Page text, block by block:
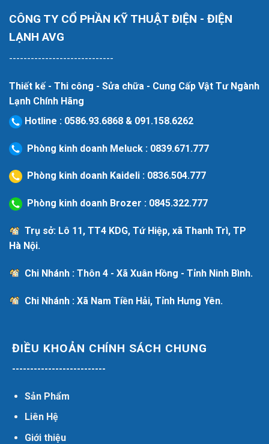
CÔNG TY CỔ PHẦN KỸ THUẬT ĐIỆN - ĐIỆN
LẠNH AVG
-----------------------------
Thiết kế - Thi công - Sửa chữa - Cung Cấp Vật Tư Ngành
Lạnh Chính Hãng
Hotline : 0586.93.6868 & 091.158.6262
Phòng kinh doanh Meluck : 0839.671.777
Phòng kinh doanh Kaideli : 0836.504.777
Phòng kinh doanh Brozer : 0845.322.777
Trụ sở: Lô 11, TT4 KDG, Tứ Hiệp, xã Thanh Trì, TP
Hà Nội.
Chi Nhánh : Thôn 4 - Xã Xuân Hồng - Tỉnh Ninh Bình.
Chi Nhánh : Xã Nam Tiền Hải, Tỉnh Hưng Yên.
ĐIỀU KHOẢN CHÍNH SÁCH CHUNG
--------------------------
Sản Phẩm
Liên Hệ
Giới thiệu